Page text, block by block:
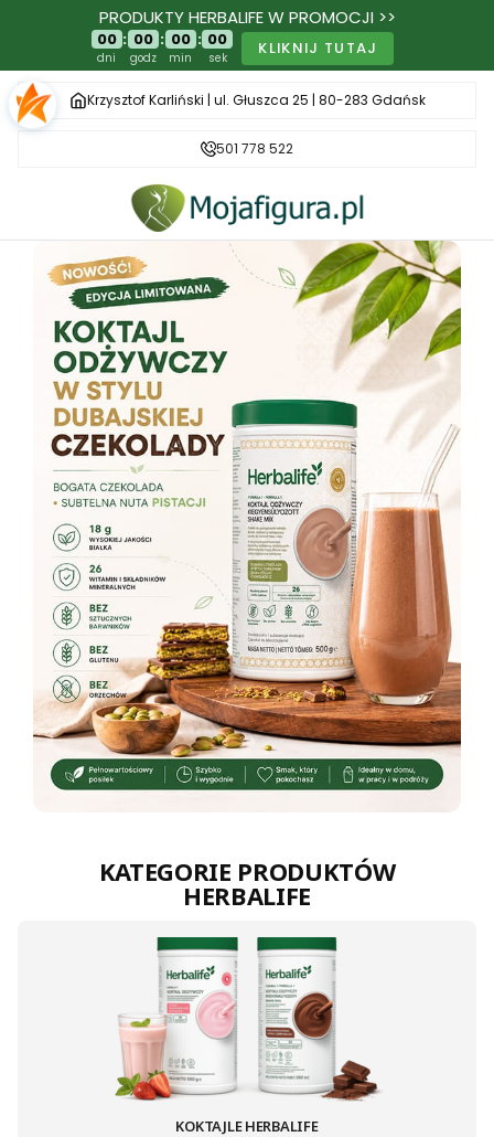
PRODUKTY HERBALIFE W PROMOCJI >>
00
dni
: 00
godz
: 00
min
: 00
sek KLIKNIJ TUTAJ
Krzysztof Karliński | ul. Głuszca 25 | 80-283 Gdańsk
501 778 522
KATEGORIE PRODUKTÓW
HERBALIFE
KOKTAJLE HERBALIFE